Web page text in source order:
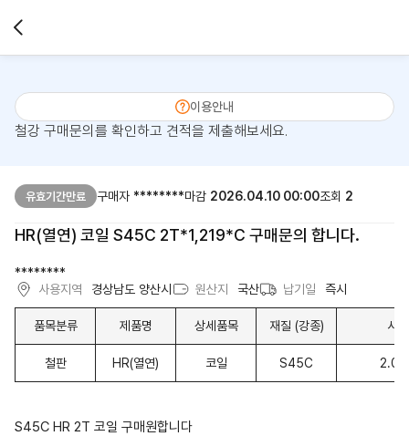
이용안내
철강 구매문의를 확인하고 견적을 제출해보세요.
유효기간만료 구매자 ********마감 2026.04.10 00:00조회 2
HR(열연) 코일 S45C 2T*1,219*C 구매문의 합니다.
********
사용지역
경상남도 양산시 원산지 국산 납기일 즉시
품목분류 제품명 상세품목 재질 (강종) 사
철판 HR(열연) 코일 S45C
S45C HR 2T 코일 구매원합니다